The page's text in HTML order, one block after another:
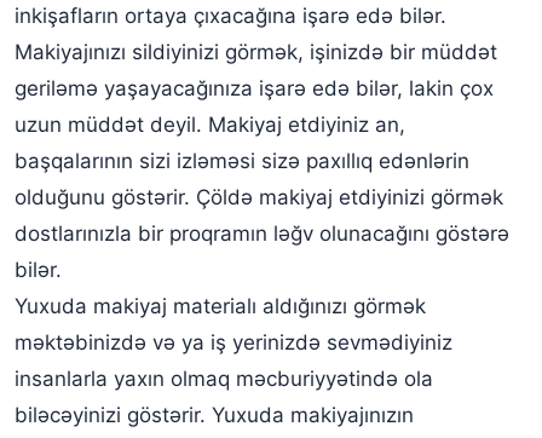
inkişafların ortaya çıxacağına işarə edə bilər.
Makiyajınızı sildiyinizi görmək, işinizdə bir müddət
geriləmə yaşayacağınıza işarə edə bilər, lakin çox
uzun müddət deyil. Makiyaj etdiyiniz an,
başqalarının sizi izləməsi sizə paxıllıq edənlərin
olduğunu göstərir. Çöldə makiyaj etdiyinizi görmək
dostlarınızla bir proqramın ləğv olunacağını göstərə
bilər.
Yuxuda makiyaj materialı aldığınızı görmək
məktəbinizdə və ya iş yerinizdə sevmədiyiniz
insanlarla yaxın olmaq məcburiyyətində ola
biləcəyinizi göstərir. Yuxuda makiyajınızın